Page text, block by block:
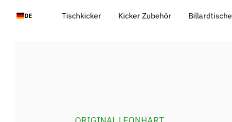
Inhalt DE Tischkicker Kicker Zubehör Billardtische